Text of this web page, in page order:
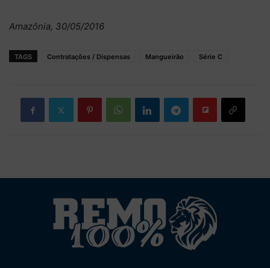
Amazônia, 30/05/2016
TAGS Contratações / Dispensas Mangueirão Série C